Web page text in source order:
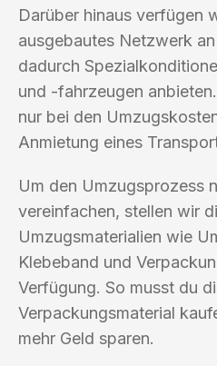
Darüber hinaus verfügen
ausgebautes Netzwerk
dadurch
und -fahrzeugen
nur bei den
Anmietung eines
Um den Umzugsprozess
vereinfachen, stellen wir
Umzugsmaterialien wie
Klebeband und
Verfügung. So musst du
Verpackungsmaterial
mehr Geld sparen.